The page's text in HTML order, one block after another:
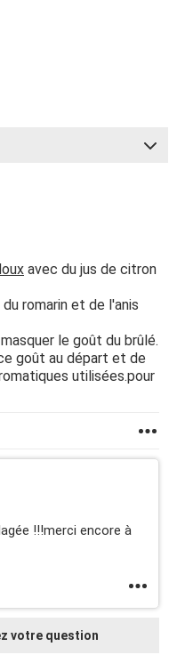
avec du jus de citron
romarin et de l'anis
le goût du brûlé.
goût au départ et de
utilisées.pour
!!!merci encore à
votre question